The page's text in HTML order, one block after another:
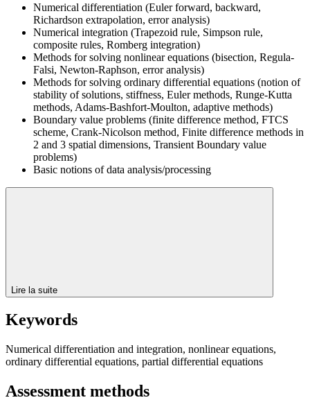
Numerical differentiation (Euler forward, backward,
Richardson extrapolation, error analysis)
Numerical integration (Trapezoid rule, Simpson rule,
composite rules, Romberg integration)
Methods for solving nonlinear equations (bisection, Regula-
Falsi, Newton-Raphson, error analysis)
Methods for solving ordinary differential equations (notion of
stability of solutions, stiffness, Euler methods, Runge-Kutta
methods, Adams-Bashfort-Moulton, adaptive methods)
Boundary value problems (finite difference method, FTCS
scheme, Crank-Nicolson method, Finite difference methods in
2 and 3 spatial dimensions, Transient Boundary value
problems)
Basic notions of data analysis/processing
Lire la suite
Keywords
Numerical differentiation and integration, nonlinear equations,
ordinary differential equations, partial differential equations
Assessment methods